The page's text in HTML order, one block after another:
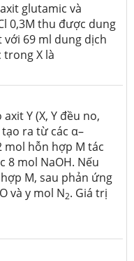
glutamic và
0,3M thu được dung
với 69 ml dung dịch
trong X là
Y (X, Y đều no,
ra từ các α–
mol hỗn hợp M tác
8 mol NaOH. Nếu
M, sau phản ứng
O và y mol N2. Giá trị